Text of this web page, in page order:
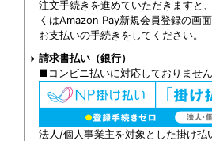
注文手続きを進めていただきますと
くはAmazon Pay新規会員登録の画
お支払いの手続きをしてください。
請求書払い（銀行）
■コンビニ払いに対応しておりませ
法人/個人事業主を対象とした掛け